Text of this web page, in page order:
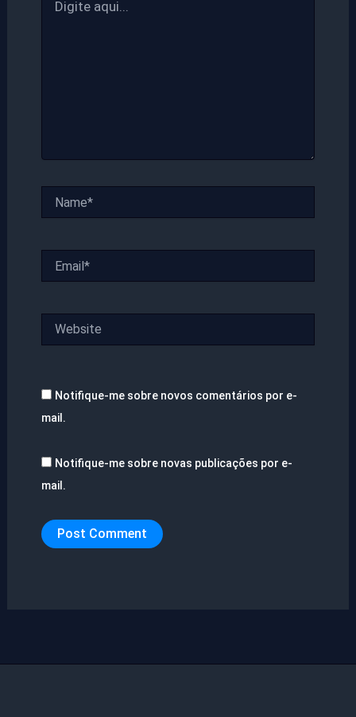
aqui...
Notifique-me sobre novos comentários por e-
mail.
Notifique-me sobre novas publicações por e-
mail.